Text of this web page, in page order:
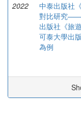
2022
中泰出版社
對比研究——
出版社《旅
可泰大學出
為例